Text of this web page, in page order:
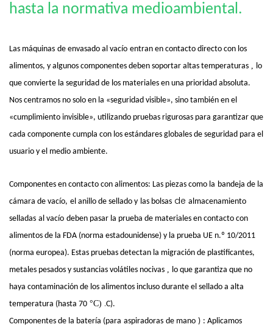
hasta la normativa medioambiental.
Las máquinas de envasado al vacío entran en contacto directo con los
alimentos, y algunos componentes deben soportar altas temperaturas , lo
que convierte la seguridad de los materiales en una prioridad absoluta.
Nos centramos no solo en la «seguridad visible», sino también en el
«cumplimiento invisible», utilizando pruebas rigurosas para garantizar que
cada componente cumpla con los estándares globales de seguridad para el
usuario y el medio ambiente.
Componentes en contacto con alimentos: Las piezas como la bandeja de la
cámara de vacío, el anillo de sellado y las bolsas de almacenamiento
selladas al vacío deben pasar la prueba de materiales en contacto con
alimentos de la FDA (norma estadounidense) y la prueba UE n.º 10/2011
(norma europea). Estas pruebas detectan la migración de plastificantes,
metales pesados ​​y sustancias volátiles nocivas , lo que garantiza que no
haya contaminación de los alimentos incluso durante el sellado a alta
temperatura (hasta 70 °C) .C).
Componentes de la batería (para aspiradoras de mano ) : Aplicamos